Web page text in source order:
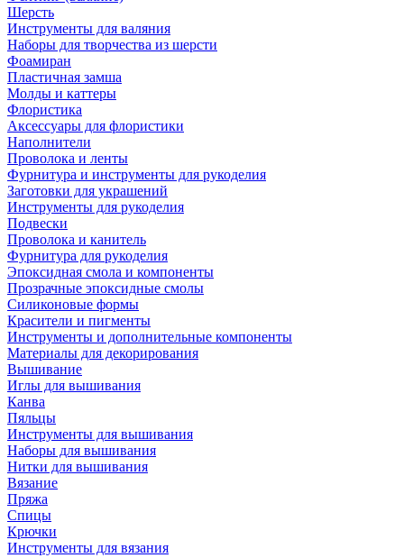
Шерсть
Инструменты для валяния
Наборы для творчества из шерсти
Фоамиран
Пластичная замша
Молды и каттеры
Флористика
Аксессуары для флористики
Наполнители
Проволока и ленты
Фурнитура и инструменты для рукоделия
Заготовки для украшений
Инструменты для рукоделия
Подвески
Проволока и канитель
Фурнитура для рукоделия
Эпоксидная смола и компоненты
Прозрачные эпоксидные смолы
Силиконовые формы
Красители и пигменты
Инструменты и дополнительные компоненты
Материалы для декорирования
Вышивание
Иглы для вышивания
Канва
Пяльцы
Инструменты для вышивания
Наборы для вышивания
Нитки для вышивания
Вязание
Пряжа
Спицы
Крючки
Инструменты для вязания